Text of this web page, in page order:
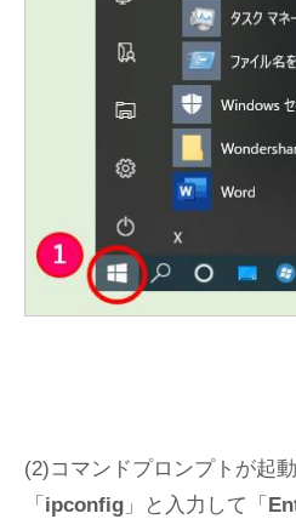
(2)コマンドプロンプトが起
「 ipconfig 」と入力して「